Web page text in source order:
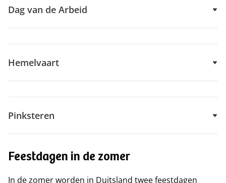
Dag van de Arbeid
Hemelvaart
Pinksteren
Feestdagen in de zomer
In de zomer worden in Duitsland twee feestdagen